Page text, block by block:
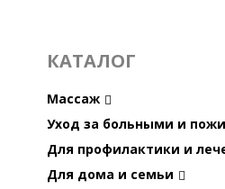
КАТАЛОГ
Массаж
Уход за больными и
Для профилактики и
Для дома и семьи